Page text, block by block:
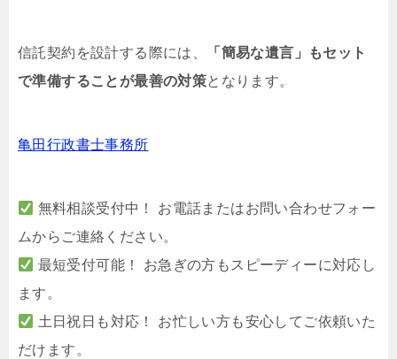
信託契約を設計する際には、
「簡易な遺言」もセット
で準備することが最善の対策となります。
亀田行政書士事務所
無料相談受付中！ お電話またはお問い合わせフォー
ムからご連絡ください。
最短受付可能！ お急ぎの方もスピーディーに対応し
ます。
土日祝日も対応！ お忙しい方も安心してご依頼いた
だけます。